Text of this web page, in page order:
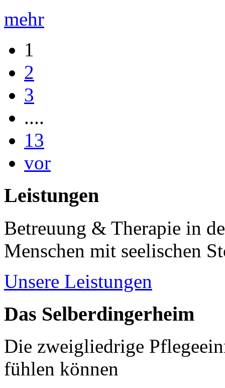
mehr
1
2
3
....
13
vor
Leistungen
Betreuung & Therapie in
Menschen mit seelischen
Unsere Leistungen
Das Selberdingerheim
Die zweigliedrige
fühlen können